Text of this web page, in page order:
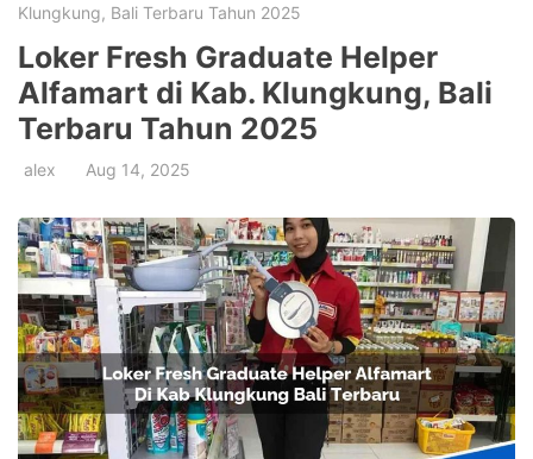
Klungkung, Bali Terbaru Tahun 2025
Loker Fresh Graduate Helper
Alfamart di Kab. Klungkung, Bali
Terbaru Tahun 2025
alex Aug 14, 2025